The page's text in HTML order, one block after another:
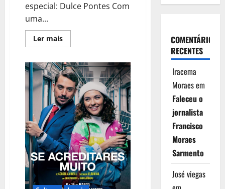
especial: Dulce Pontes Com
uma...
Ler maisLeia
mais
Gala
de
Flamenco
no
Casino
Estoril
com
Daniel
Casares
em
“O
Poder
do
Subtil”
COMENTÁRIOS
RECENTES
Iracema
Moraesem
Faleceu o
jornalista
Francisco
Moraes
Sarmento
José viegas